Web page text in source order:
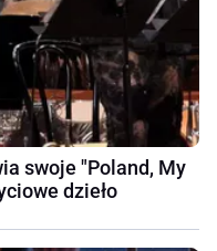
swoje "Poland, My
dzieło